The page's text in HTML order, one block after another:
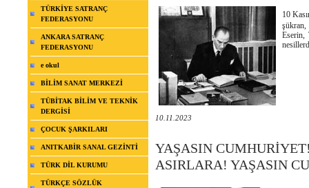
TÜRKİYE SATRANÇ
FEDERASYONU
ANKARA SATRANÇ
FEDERASYONU
e okul
BİLİM SANAT MERKEZİ
TÜBİTAK BİLİM VE TEKNİK
DERGİSİ
ÇOCUK ŞARKILARI
ANITKABİR SANAL GEZİNTİ
TÜRK DİL KURUMU
TÜRKÇE SÖZLÜK
10
şükran,
Eserin,
10.11.2023
YAŞASIN
ASIRLARA! YAŞASIN